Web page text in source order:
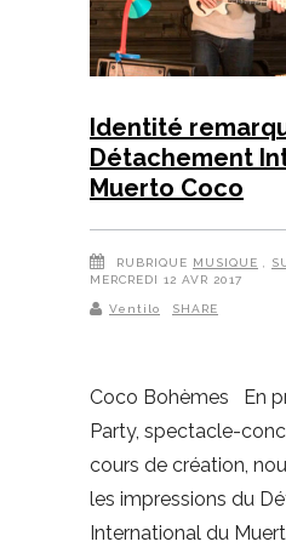
Identité
Détachement
Muerto Coco
RUBRIQUE MUSIQUE
MERCREDI 12 AVR 2017
Ventilo SHARE
Coco Bohèmes En
Party, spectacle-
cours de création,
les impressions du
International du